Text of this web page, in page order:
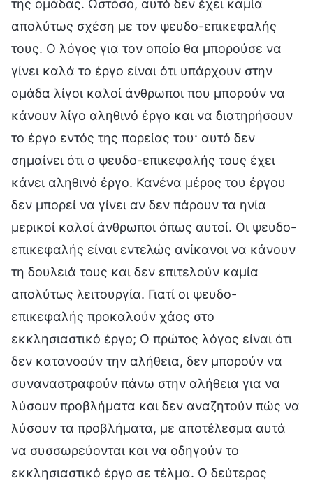
της ομάδας. Ωστόσο, αυτό δεν έχει καμία
απολύτως σχέση με τον ψευδο-επικεφαλής
τους. Ο λόγος για τον οποίο θα μπορούσε να
γίνει καλά το έργο είναι ότι υπάρχουν στην
ομάδα λίγοι καλοί άνθρωποι που μπορούν να
κάνουν λίγο αληθινό έργο και να διατηρήσουν
το έργο εντός της πορείας του· αυτό δεν
σημαίνει ότι ο ψευδο-επικεφαλής τους έχει
κάνει αληθινό έργο. Κανένα μέρος του έργου
δεν μπορεί να γίνει αν δεν πάρουν τα ηνία
μερικοί καλοί άνθρωποι όπως αυτοί. Οι ψευδο-
επικεφαλής είναι εντελώς ανίκανοι να κάνουν
τη δουλειά τους και δεν επιτελούν καμία
απολύτως λειτουργία. Γιατί οι ψευδο-
επικεφαλής προκαλούν χάος στο
εκκλησιαστικό έργο; Ο πρώτος λόγος είναι ότι
δεν κατανοούν την αλήθεια, δεν μπορούν να
συναναστραφούν πάνω στην αλήθεια για να
λύσουν προβλήματα και δεν αναζητούν πώς να
λύσουν τα προβλήματα, με αποτέλεσμα αυτά
να συσσωρεύονται και να οδηγούν το
εκκλησιαστικό έργο σε τέλμα. Ο δεύτερος